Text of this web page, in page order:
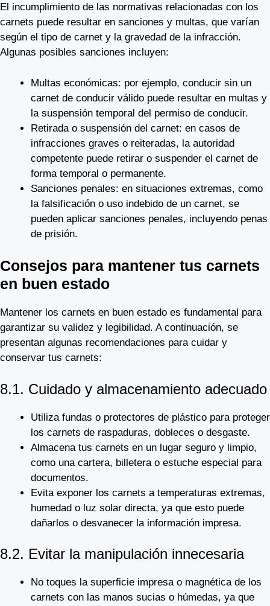
El incumplimiento de las normativas relacionadas con los
carnets puede resultar en sanciones y multas, que varían
según el tipo de carnet y la gravedad de la infracción.
Algunas posibles sanciones incluyen:
Multas económicas: por ejemplo, conducir sin un
carnet de conducir válido puede resultar en multas y
la suspensión temporal del permiso de conducir.
Retirada o suspensión del carnet: en casos de
infracciones graves o reiteradas, la autoridad
competente puede retirar o suspender el carnet de
forma temporal o permanente.
Sanciones penales: en situaciones extremas, como
la falsificación o uso indebido de un carnet, se
pueden aplicar sanciones penales, incluyendo penas
de prisión.
Consejos para mantener tus carnets
en buen estado
Mantener los carnets en buen estado es fundamental para
garantizar su validez y legibilidad. A continuación, se
presentan algunas recomendaciones para cuidar y
conservar tus carnets:
8.1. Cuidado y almacenamiento adecuado
Utiliza fundas o protectores de plástico para proteger
los carnets de raspaduras, dobleces o desgaste.
Almacena tus carnets en un lugar seguro y limpio,
como una cartera, billetera o estuche especial para
documentos.
Evita exponer los carnets a temperaturas extremas,
humedad o luz solar directa, ya que esto puede
dañarlos o desvanecer la información impresa.
8.2. Evitar la manipulación innecesaria
No toques la superficie impresa o magnética de los
carnets con las manos sucias o húmedas, ya que